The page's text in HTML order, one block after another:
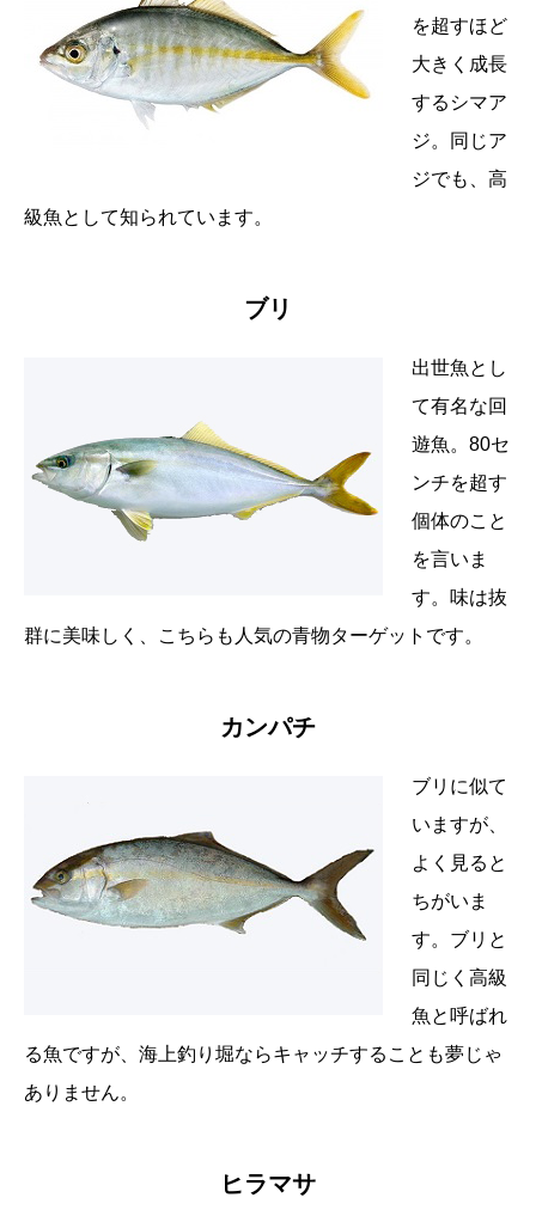
を超すほど
大きく成長
するシマア
ジ。同じア
ジでも、高
級魚として知られています。
ブリ
出世魚とし
て有名な回
遊魚。80セ
ンチを超す
個体のこと
を言いま
す。味は抜
群に美味しく、こちらも人気の青物ターゲットです。
カンパチ
ブリに似て
いますが、
よく見ると
ちがいま
す。ブリと
同じく高級
魚と呼ばれ
る魚ですが、海上釣り堀ならキャッチすることも夢じゃ
ありません。
ヒラマサ